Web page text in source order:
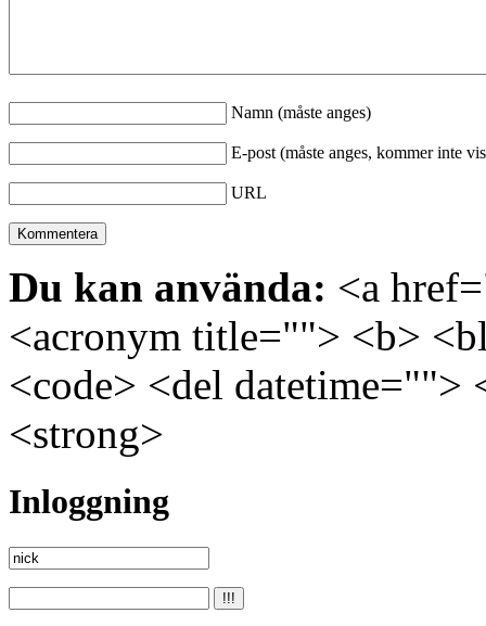
Namn (måste anges)
E-post (måste anges, kommer inte
URL
Du kan använda: <a
<acronym title=""> <b>
<code> <del
<strong>
Inloggning